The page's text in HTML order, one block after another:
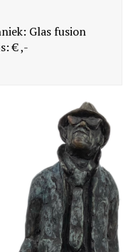
Glas fusion
€ ,-